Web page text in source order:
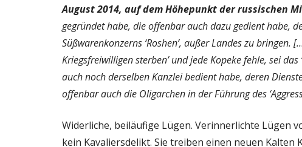
August 2014, auf dem Höhepunkt der russischen
gegründet habe, die offenbar auch dazu gedient habe,
Süßwarenkonzerns ‘Roshen’, außer Landes zu
Kriegsfreiwilligen sterben’ und jede Kopeke fehle, sei
auch noch derselben Kanzlei bedient habe, deren
offenbar auch die Oligarchen in der Führung des
Widerliche, beiläufige Lügen. Verinnerlichte Lügen
kein Kavaliersdelikt. Sie treiben einen neuen